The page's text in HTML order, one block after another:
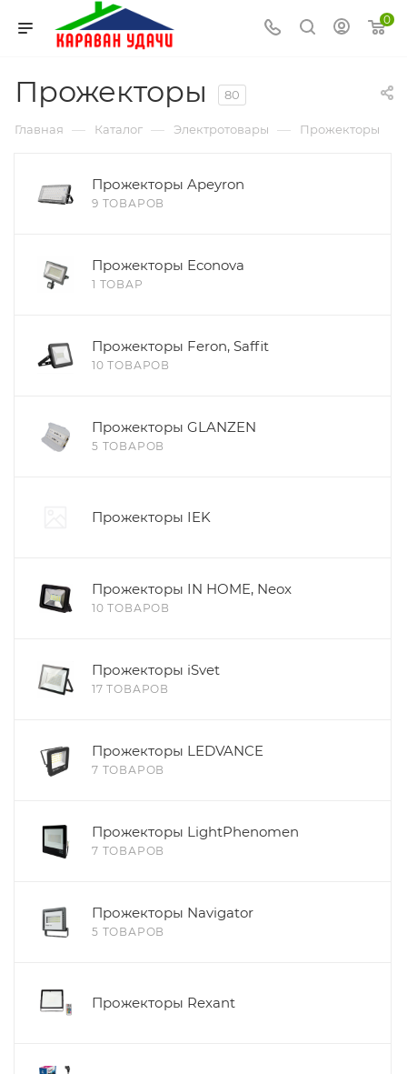
0
Прожекторы 80
Главная — Каталог — Электротовары — Прожекторы
Прожекторы Apeyron
9 ТОВАРОВ
Прожекторы Econova
1 ТОВАР
Прожекторы Feron, Saffit
10 ТОВАРОВ
Прожекторы GLANZEN
5 ТОВАРОВ
Прожекторы IEK
Прожекторы IN HOME, Neox
10 ТОВАРОВ
Прожекторы iSvet
17 ТОВАРОВ
Прожекторы LEDVANCE
7 ТОВАРОВ
Прожекторы LightPhenomen
7 ТОВАРОВ
Прожекторы Navigator
5 ТОВАРОВ
Прожекторы Rexant